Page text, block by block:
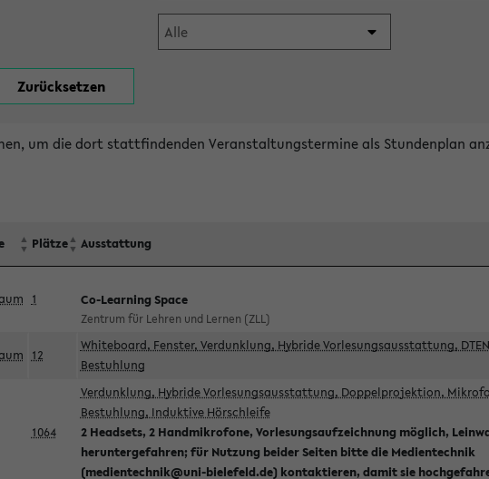
um die dort stattfindenden Veranstaltungstermine als Stundenplan
Plätze Ausstattung
1 Co-Learning Space
Zentrum für Lehren und Lernen (ZLL)
12
Whiteboard, Fenster, Verdunklung, Hybride Vorlesungsausstattung,
Bestuhlung
1064
Verdunklung, Hybride Vorlesungsausstattung, Doppelprojektion,
Bestuhlung, Induktive Hörschleife
2 Headsets, 2 Handmikrofone, Vorlesungsaufzeichnung möglich,
heruntergefahren; für Nutzung beider Seiten bitte die Medientechnik
(medientechnik@uni-bielefeld.de) kontaktieren, damit sie